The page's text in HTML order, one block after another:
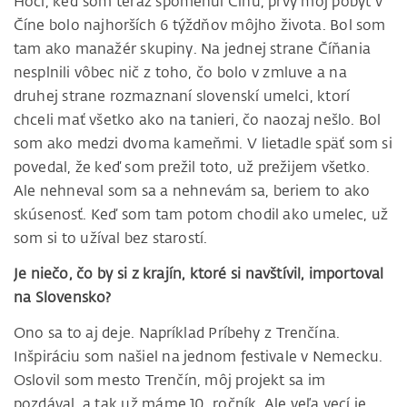
Číne bolo najhorších 6 týždňov môjho života. Bol som
tam ako manažér skupiny. Na jednej strane Číňania
nesplnili vôbec nič z toho, čo bolo v zmluve a na
druhej strane rozmaznaní slovenskí umelci, ktorí
chceli mať všetko ako na tanieri, čo naozaj nešlo. Bol
som ako medzi dvoma kameňmi. V lietadle späť som si
povedal, že keď som prežil toto, už prežijem všetko.
Ale nehneval som sa a nehnevám sa, beriem to ako
skúsenosť. Keď som tam potom chodil ako umelec, už
som si to užíval bez starostí.
Je niečo, čo by si z krajín, ktoré si navštívil, importoval
na Slovensko?
Ono sa to aj deje. Napríklad Príbehy z Trenčína.
Inšpiráciu som našiel na jednom festivale v Nemecku.
Oslovil som mesto Trenčín, môj projekt sa im
pozdával, a tak už máme 10. ročník. Ale veľa vecí je